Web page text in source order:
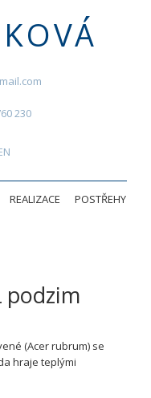
230
REALIZACE POSTŘEHY
podzim
(Acer rubrum) se
hraje teplými